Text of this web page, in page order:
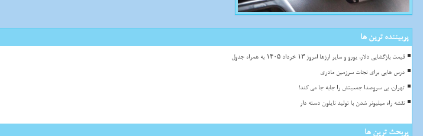
پربیننده ترین ها
قیمت بازگشایی دلار، یورو و سایر ارزها امروز ۱۳ خرداد ۱۴۰۵ به همراه جدول
درس هایی برای نجات سرزمین مادری
تهران، بی سروصدا جمعیتش را جابه جا می کند!
نقشه راه میلیونر شدن با تولید نایلون دسته دار
پربحث ترین ها